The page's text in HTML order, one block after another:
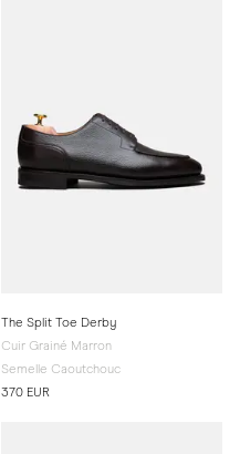
The Split Toe Derby
Cuir Grainé Marron
Semelle Caoutchouc
370 EUR